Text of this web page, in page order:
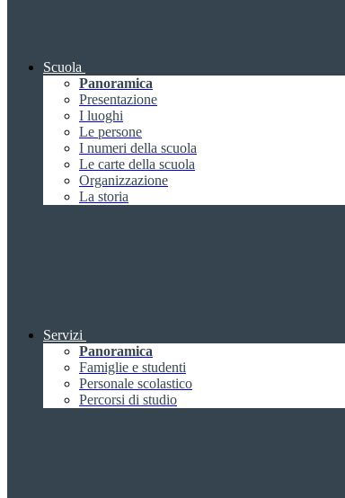
Scuola
Panoramica
Presentazione
I luoghi
Le persone
I numeri della scuola
Le carte della scuola
Organizzazione
La storia
Servizi
Panoramica
Famiglie e studenti
Personale scolastico
Percorsi di studio